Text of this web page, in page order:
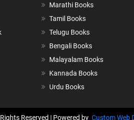
Marathi Books
Tamil Books
Telugu Books
Bengali Books
Malayalam Books
Kannada Books
Urdu Books
Reserved | Powered by Custom Web